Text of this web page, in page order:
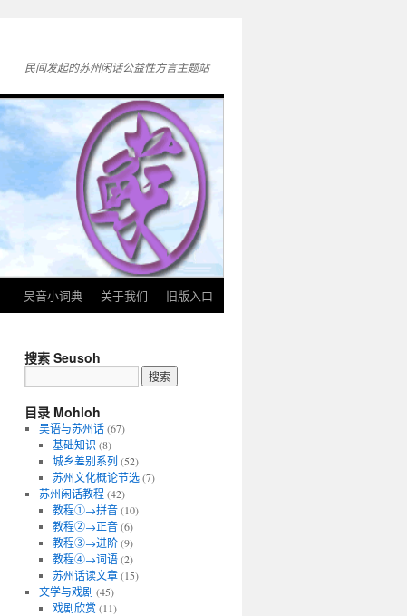
民间发起的苏州闲话公益性方言主题站
吴音小词典 关于我们 旧版入口
搜索 Seusoh
目录 Mohloh
吴语与苏州话(67)
基础知识 (8)
城乡差别系列 (52)
苏州文化概论节选(7)
苏州闲话教程(42)
教程①→拼音(10)
教程②→正音(6)
教程③→进阶(9)
教程④→词语(2)
苏州话读文章(15)
文学与戏剧 (45)
戏剧欣赏 (11)